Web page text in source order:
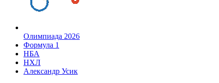
Олимпиада 2026
Формула 1
НБА
НХЛ
Александр Усик